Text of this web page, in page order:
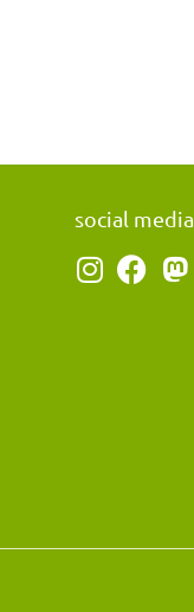
social media
I
F
M